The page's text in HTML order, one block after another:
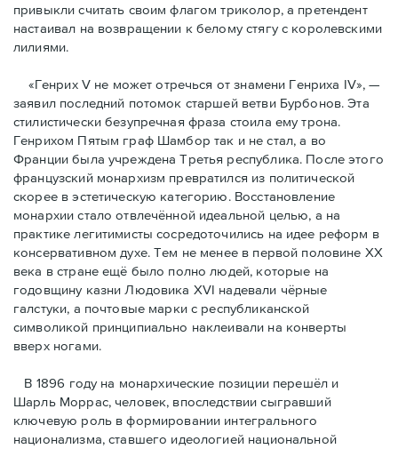
привыкли считать своим флагoм триколор, а претендент
настаивал на возвращении к белому стягу с королевскими
лилиями.
«Генрих V не может отречься от знамени Генриха IV», —
заявил последний потомок старшей ветви Бурбонов. Эта
стилистически безупречная фраза стоила ему трона.
Генрихом Пятым граф Шамбор так и не стал, а во
Франции была учреждена Третья республика. После этого
французский монархизм превратился из политической
скорее в эстетическую категорию. Восстановление
монархии стало отвлечённой идеальной целью, а на
практике легитимисты сосредоточились на идее реформ в
консервативном духе. Тем не менее в первой половине ХХ
века в стране ещё было полно людей, которые на
годовщину казни Людовика XVI надевали чёрные
галстуки, а почтовые марки с республиканской
символикой принципиально наклеивали на конверты
вверх ногами.
В 1896 году на монархические позиции перешёл и
Шарль Моррас, человек, впоследствии сыгравший
ключевую роль в формировании интегрального
национализма, ставшего идеологией национальной